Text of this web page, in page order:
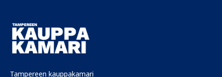
Tampereen kauppakamari